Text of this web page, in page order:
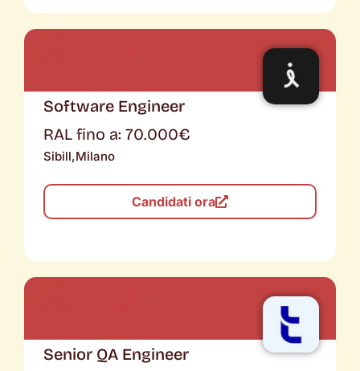
Software Engineer
RAL fino a: 70.000€
Sibill,Milano
Candidati ora
Senior QA Engineer